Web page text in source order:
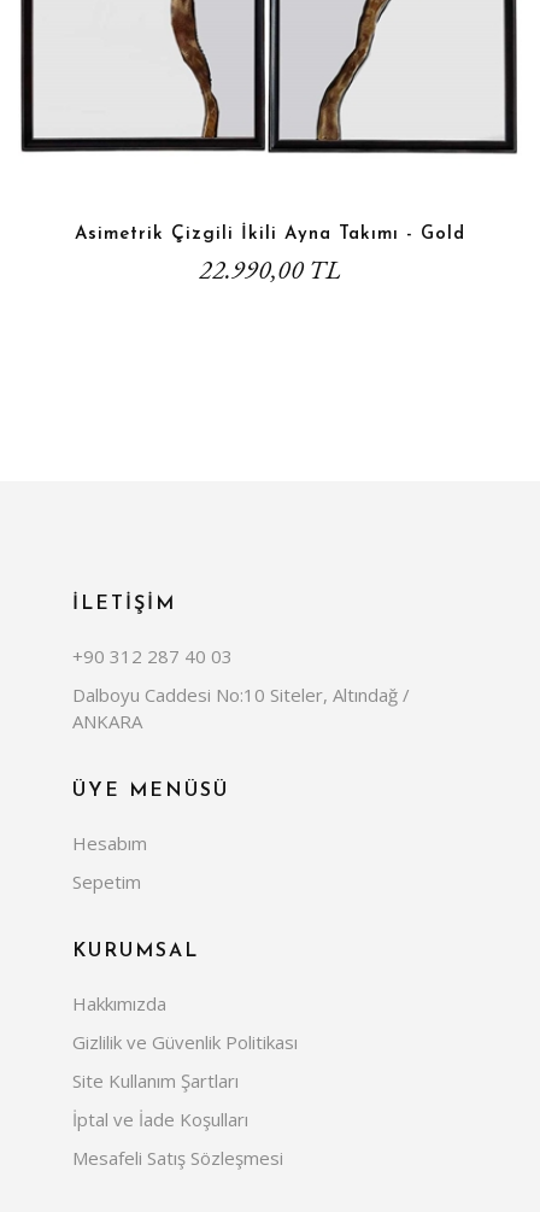
Asimetrik Çizgili İkili Ayna Takımı - Gold
22.990,00 TL
İLETİŞİM
+90 312 287 40 03
Dalboyu Caddesi No:10 Siteler, Altındağ /
ANKARA
ÜYE MENÜSÜ
Hesabım
Sepetim
KURUMSAL
Hakkımızda
Gizlilik ve Güvenlik Politikası
Site Kullanım Şartları
İptal ve İade Koşulları
Mesafeli Satış Sözleşmesi